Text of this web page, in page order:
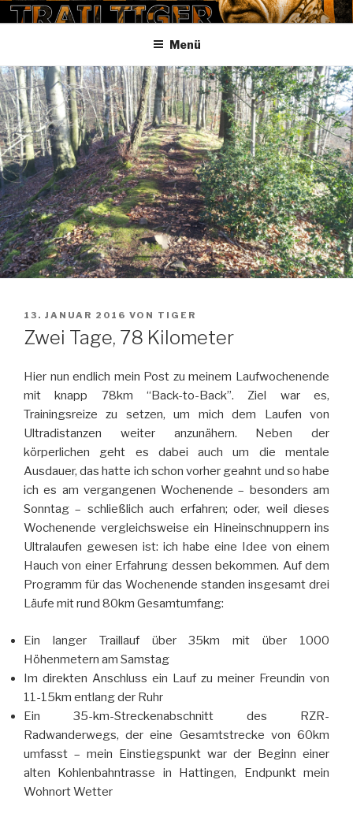
Zum
InhaltTRAILTIGER
Menü
VERÖFFENTLICHT
AM
13. JANUAR 2016 VON TIGER
Zwei Tage, 78 Kilometer
Hier nun endlich mein Post zu meinem Laufwochenende
mit knapp 78km “Back-to-Back”. Ziel war es,
Trainingsreize zu setzen, um mich dem Laufen von
Ultradistanzen weiter anzunähern. Neben der
körperlichen geht es dabei auch um die mentale
Ausdauer, das hatte ich schon vorher geahnt und so habe
ich es am vergangenen Wochenende – besonders am
Sonntag – schließlich auch erfahren; oder, weil dieses
Wochenende vergleichsweise ein Hineinschnuppern ins
Ultralaufen gewesen ist: ich habe eine Idee von einem
Hauch von einer Erfahrung dessen bekommen. Auf dem
Programm für das Wochenende standen insgesamt drei
Läufe mit rund 80km Gesamtumfang:
Ein langer Traillauf über 35km mit über 1000
Höhenmetern am Samstag
Im direkten Anschluss ein Lauf zu meiner Freundin von
11-15km entlang der Ruhr
Ein 35-km-Streckenabschnitt des RZR-
Radwanderwegs, der eine Gesamtstrecke von 60km
umfasst – mein Einstiegspunkt war der Beginn einer
alten Kohlenbahntrasse in Hattingen, Endpunkt mein
Wohnort Wetter